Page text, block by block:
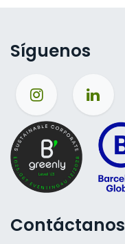
Síguenos
Contáctanos